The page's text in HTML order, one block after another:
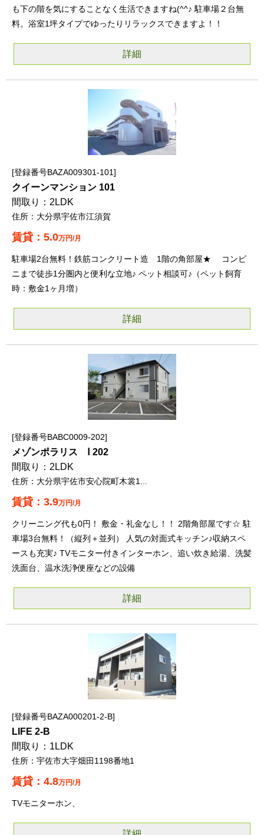
も下の階を気にすることなく生活できますね(^^♪ 駐車場２台無
料。浴室1坪タイプでゆったりリラックスできますよ！！
詳細
登録番号BAZA009301-101
クイーンマンション 101
2LDK
大分県宇佐市江須賀
5.0万円/月
駐車場2台無料！鉄筋コンクリート造 1階の角部屋★ コンビ
ニまで徒歩1分圏内と便利な立地♪ ペット相談可♪（ペット飼育
時：敷金1ヶ月増）
詳細
登録番号BABC0009-202
メゾンポラリス Ⅰ 202
2LDK
大分県宇佐市安心院町木裳1...
3.9万円/月
クリーニング代も0円！ 敷金・礼金なし！！ 2階角部屋です☆ 駐
車場3台無料！（縦列＋並列） 人気の対面式キッチン♪収納スペ
ースも充実♪ TVモニター付きインターホン、追い炊き給湯、洗髪
洗面台、温水洗浄便座などの設備
詳細
登録番号BAZA000201-2-B
LIFE 2-B
1LDK
宇佐市大字畑田1198番地1
4.8万円/月
TVモニターホン、